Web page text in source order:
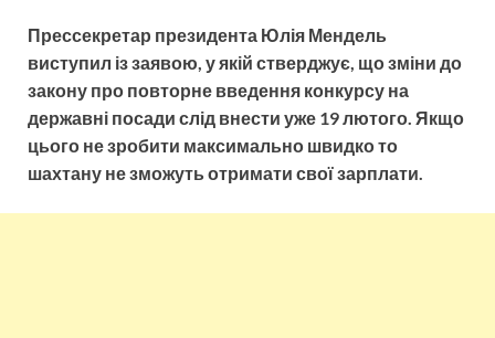
Прессекретар президента Юлія Мендель
виступил із заявою, у якій стверджує, що зміни до
закону про повторне введення конкурсу на
державні посади слід внести уже 19 лютого. Якщо
цього не зробити максимально швидко то
шахтану не зможуть отримати свої зарплати.